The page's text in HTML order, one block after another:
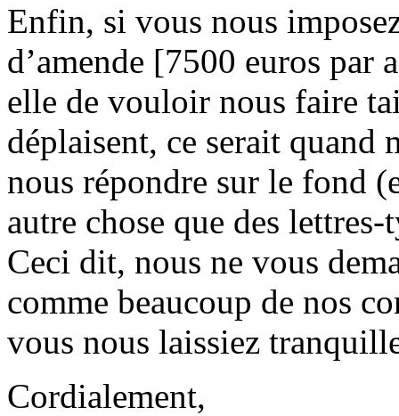
Enfin, si vous nous
d’amende [7500 euros par
elle de vouloir nous faire
déplaisent, ce serait quand
nous répondre sur le fond
autre chose que des lettres-
Ceci dit, nous ne vous
comme beaucoup de nos
vous nous laissiez
Cordialement,